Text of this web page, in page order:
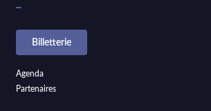
Billetterie
Agenda
Partenaires